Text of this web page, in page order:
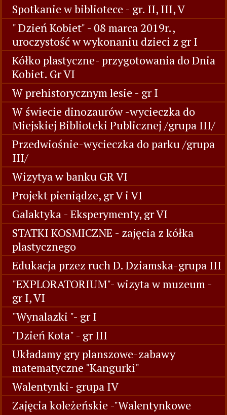
Spotkanie w bibliotece - gr. II, III, V
" Dzień Kobiet" - 08 marca 2019r.,
uroczystość w wykonaniu dzieci z gr I
Kółko plastyczne- przygotowania do Dnia
Kobiet. Gr VI
W prehistorycznym lesie - gr I
W świecie dinozaurów -wycieczka do
Miejskiej Biblioteki Publicznej /grupa III/
Przedwiośnie-wycieczka do parku /grupa
III/
Wizytya w banku GR VI
Projekt pieniądze, gr V i VI
Galaktyka - Eksperymenty, gr VI
STATKI KOSMICZNE - zajęcia z kółka
plastycznego
Edukacja przez ruch D. Dziamska-grupa III
"EXPLORATORIUM"- wizyta w muzeum -
gr I, VI
"Wynalazki "- gr I
"Dzień Kota" - gr III
Układamy gry planszowe-zabawy
matematyczne "Kangurki"
Walentynki- grupa IV
Zajęcia koleżeńskie -"Walentynkowe